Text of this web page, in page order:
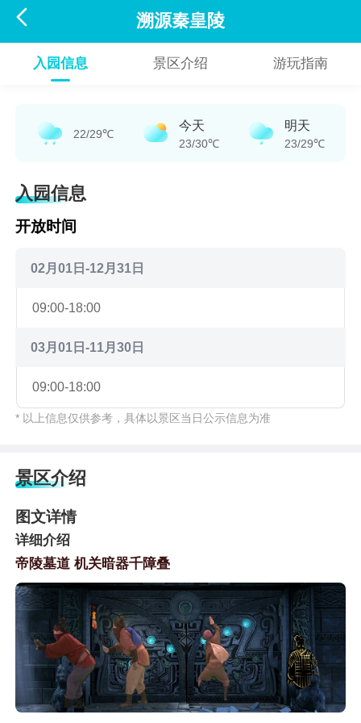
 溯源秦皇陵
入园信息 景区介绍 游玩指南
22/29℃
今天
23/30℃
明天
23/29℃
入园信息
开放时间
02月01日-12月31日
09:00-18:00
03月01日-11月30日
09:00-18:00
* 以上信息仅供参考，具体以景区当日公示信息为准
景区介绍
图文详情
详细介绍
帝陵墓道 机关暗器千障叠